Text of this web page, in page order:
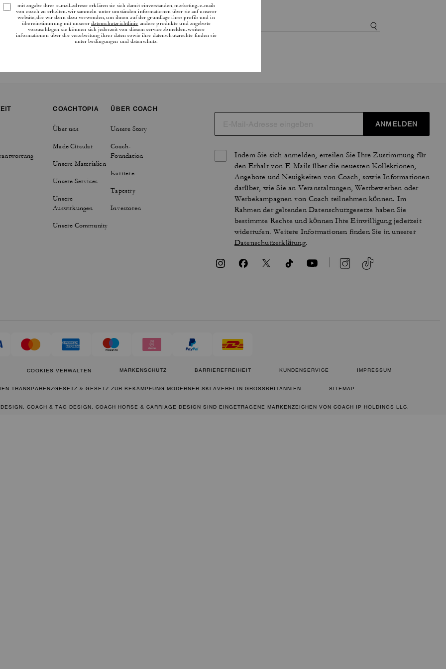
COACHTOPIA
Über uns
Made Circular
Unsere Materialien
Unsere Services
Unsere
Auswirkungen
Unsere Community
ÜBER COACH
Unsere Story
Coach-
Foundation
Karriere
Tapestry
Investoren
ANMELDEN
Indem Sie sich anmelden, erteilen Sie Ihre Zustimmung für
den Erhalt von E-Mails über die neuesten Kollektionen,
Angebote und Neuigkeiten von Coach, sowie Informationen
darüber, wie Sie an Veranstaltungen, Wettbewerben oder
Werbekampagnen von Coach teilnehmen können. Im
Rahmen der geltenden Datenschutzgesetze haben Sie
bestimmte Rechte und können Ihre Einwilligung jederzeit
widerrufen. Weitere Informationen finden Sie in unserer
Datenschutzerklärung.
COOKIES VERWALTEN MARKENSCHUTZ BARRIEREFREIHEIT KUNDENSERVICE IMPRESSUM
TRANSPARENZGESETZ & GESETZ ZUR BEKÄMPFUNG MODERNER SKLAVEREI IN GROSSBRITANNIEN SITEMAP
COACH & TAG DESIGN, COACH HORSE & CARRIAGE DESIGN SIND EINGETRAGENE MARKENZEICHEN VON COACH IP HOLDINGS LLC.